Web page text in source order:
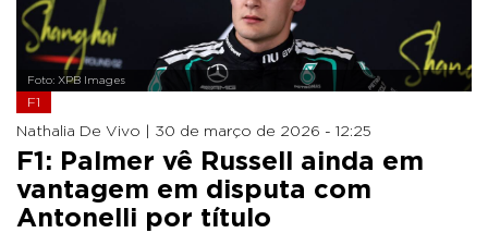
Foto: XPB Images
F1
Nathalia De Vivo | 30 de março de 2026 - 12:25
F1: Palmer vê Russell ainda em
vantagem em disputa com
Antonelli por título